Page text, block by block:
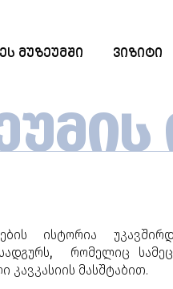
ᲛᲣᲖᲔᲣᲛᲨᲘ ᲕᲘᲖᲘᲢᲘ
ისტორია
, რომელიც
კავკასიის მასშტაბით.